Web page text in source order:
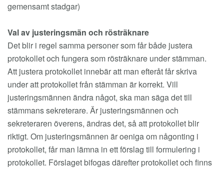
gemensamt stadgar)
Val av justeringsmän och rösträknare
Det blir i regel samma personer som får både justera
protokollet och fungera som rösträknare under stämman.
Att justera protokollet innebär att man efteråt får skriva
under att protokollet från stämman är korrekt. Vill
justeringsmännen ändra något, ska man säga det till
stämmans sekreterare. Är justeringsmännen och
sekreteraren överens, ändras det, så att protokollet blir
riktigt. Om justeringsmännen är oeniga om någonting i
protokollet, får man lämna in ett förslag till formulering i
protokollet. Förslaget bifogas därefter protokollet och finns